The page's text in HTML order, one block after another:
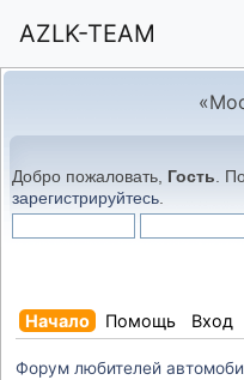
AZLK-TEAM
Добро пожаловать, Гость .
зарегистрируйтесь
Начало Помощь Вход
Форум любителей